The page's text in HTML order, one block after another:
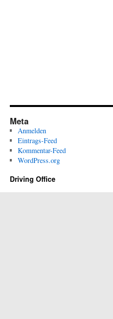
Meta
Anmelden
Eintrags-Feed
Kommentar-Feed
WordPress.org
Driving Office